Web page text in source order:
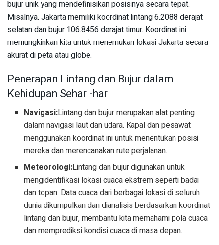
bujur unik yang mendefinisikan posisinya secara tepat.
Misalnya, Jakarta memiliki koordinat lintang 6.2088 derajat
selatan dan bujur 106.8456 derajat timur. Koordinat ini
memungkinkan kita untuk menemukan lokasi Jakarta secara
akurat di peta atau globe.
Penerapan Lintang dan Bujur dalam
Kehidupan Sehari-hari
Navigasi:Lintang dan bujur merupakan alat penting
dalam navigasi laut dan udara. Kapal dan pesawat
menggunakan koordinat ini untuk menentukan posisi
mereka dan merencanakan rute perjalanan.
Meteorologi:Lintang dan bujur digunakan untuk
mengidentifikasi lokasi cuaca ekstrem seperti badai
dan topan. Data cuaca dari berbagai lokasi di seluruh
dunia dikumpulkan dan dianalisis berdasarkan koordinat
lintang dan bujur, membantu kita memahami pola cuaca
dan memprediksi kondisi cuaca di masa depan.